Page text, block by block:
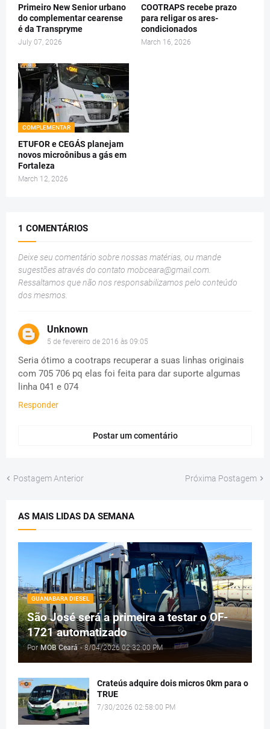
Primeiro New Senior urbano
do complementar cearense
é da Transpryme
July 07, 2026
COOTRAPS recebe prazo
para religar os ares-
condicionados
March 16, 2026
COMPLEMENTAR
ETUFOR e CEGÁS planejam
novos microônibus a gás em
Fortaleza
March 12, 2026
1 COMENTÁRIOS
Deixe seu comentário sobre nossas matérias, ou mande
sugestões através do contato mobceara@gmail.com
Ressaltamos que não nos responsabilizamos pelo conteúdo
dos mesmos.
Unknown
5 de fevereiro de 2016 às 09:05
Seria ótimo a cootraps recuperar a suas linhas originais
com 705 706 pq elas foi feita para dar suporte algumas
linha 041 e 074
Responder
Postar um comentário
Postagem Anterior Próxima Postagem
AS MAIS LIDAS DA SEMANA
GUANABARA DIESEL
São José será a primeira a testar o OF-
1721 automatizado
Por MOB Ceará - 8/04/2026 02:32:00 PM
Crateús adquire dois micros 0km para o
TRUE
7/30/2026 02:58:00 PM